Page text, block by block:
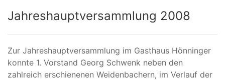
Jahreshauptversammlung 2008
Zur Jahreshauptversammlung im Gasthaus Hönninger
konnte 1. Vorstand Georg Schwenk neben den
zahlreich erschienenen Weidenbachern, im Verlauf der